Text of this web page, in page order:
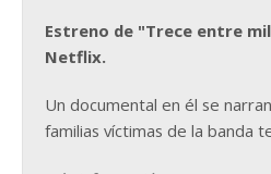
Estreno de "Trece entre
Netflix.
Un documental en él se
familias víctimas de la banda